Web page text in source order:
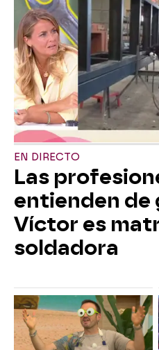
EN DIRECTO
Las
entienden de
Víctor es
soldadora